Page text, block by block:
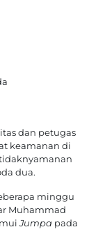
dan petugas
keamanan di
dua.
minggu
Muhammad
Jumpa pada